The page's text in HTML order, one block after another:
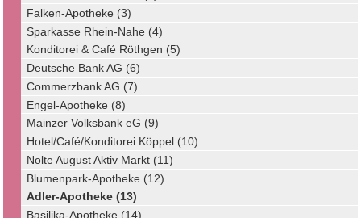
Falken-Apotheke (3)
Sparkasse Rhein-Nahe (4)
Konditorei & Café Röthgen (5)
Deutsche Bank AG (6)
Commerzbank AG (7)
Engel-Apotheke (8)
Mainzer Volksbank eG (9)
Hotel/Café/Konditorei Köppel (10)
Nolte August Aktiv Markt (11)
Blumenpark-Apotheke (12)
Adler-Apotheke (13)
Basilika-Apotheke (14)